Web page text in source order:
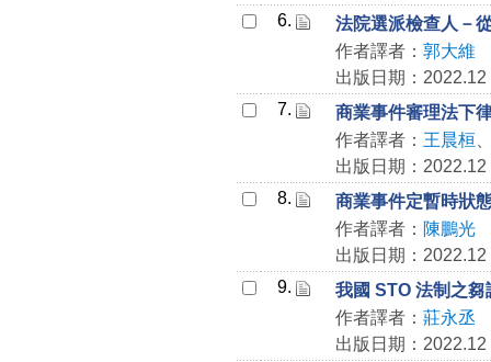
6.
法院選派檢查人－
作者譯者： 郭大維
出版日期：2022.12
7.
商業事件審理法下
作者譯者： 王晨桓
出版日期：2022.12
8.
商業事件定暫時狀
作者譯者： 陳鵬光
出版日期：2022.12
9.
我國 STO 法制之芻
作者譯者： 莊永丞
出版日期：2022.12